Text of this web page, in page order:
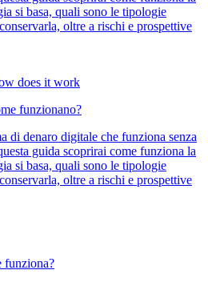
si basa, quali sono le tipologie
oltre a rischi e prospettive
funzionano?
di denaro digitale che funziona senza
guida scoprirai come funziona la
si basa, quali sono le tipologie
oltre a rischi e prospettive
funziona?